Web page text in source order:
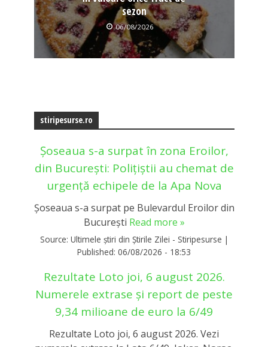
sezon
06/08/2026
stiripesurse.ro
Șoseaua s-a surpat în zona Eroilor,
din București: Polițiștii au chemat de
urgență echipele de la Apa Nova
Șoseaua s-a surpat pe Bulevardul Eroilor din
București Read more »
Source: Ultimele știri din Știrile Zilei - Stiripesurse |
Published: 06/08/2026 - 18:53
Rezultate Loto joi, 6 august 2026.
Numerele extrase și report de peste
9,34 milioane de euro la 6/49
Rezultate Loto joi, 6 august 2026. Vezi